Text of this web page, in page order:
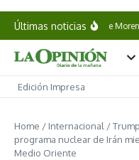
Saltar al contenido
Últimas noticiasCNHJ de
Edición Impresa
Home / Internacional /
programa nuclear de Irán
Medio Oriente